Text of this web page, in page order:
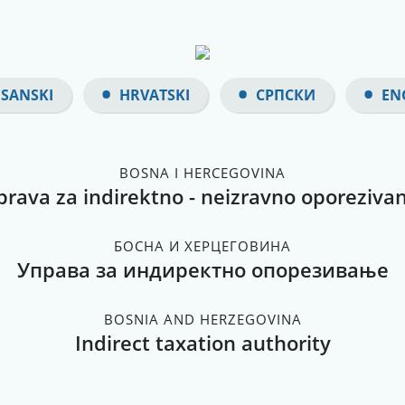
HRVATSKI СРПСКИ
BOSNA I HERCEGOVINA
za indirektno - neizravno
БОСНА И ХЕРЦЕГОВИНА
Управа за индиректно опорезивање
BOSNIA AND HERZEGOVINA
Indirect taxation authority